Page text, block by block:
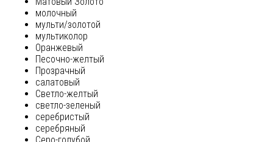
молочный
мульти/золотой
мультиколор
Оранжевый
Песочно-желтый
Прозрачный
салатовый
Светло-желтый
светло-зеленый
серебристый
серебряный